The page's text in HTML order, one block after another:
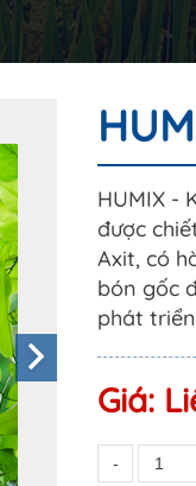
HUMIX -
được
Axit, có
bón gốc
phát
Giá: